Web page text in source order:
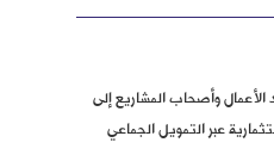
وأصحاب المشاريع إلى
عبر التمويل الجماعي